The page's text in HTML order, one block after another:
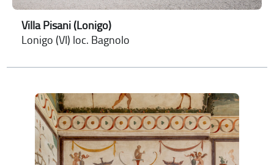
Villa Pisani (Lonigo)
Lonigo (VI) loc. Bagnolo